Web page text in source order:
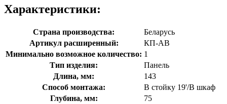
Характеристики:
Страна производства:
Беларусь
Артикул расширенный:
КП-АВ
Минимально возможное количество: 1
Тип изделия:
Панель
Длина, мм:
143
Способ монтажа:
В стойку 19'/В шкаф
Глубина, мм:
75